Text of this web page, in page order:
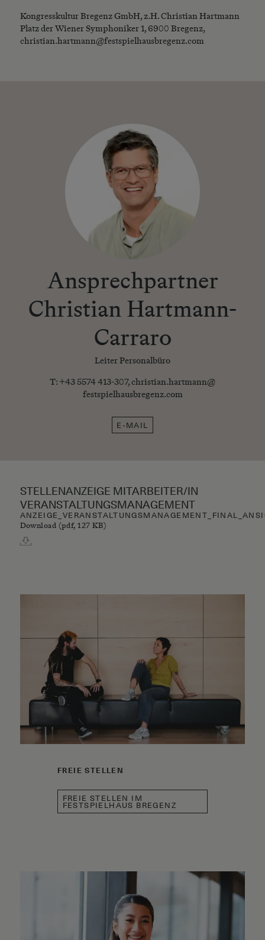
Kongresskultur Bregenz GmbH, z.H. Christian Hartmann
Platz der Wiener Symphoniker 1, 6900 Bregenz,
christian.hartmann@festspielhausbregenz.com
Ansprechpartner
Christian Hartmann-
Carraro
Leiter Personalbüro
T: +43 5574 413-307,christian.hartmann@​
festspielhausbregenz.com
E-MAIL
STELLENANZEIGE MITARBEITER/IN
VERANSTALTUNGSMANAGEMENT
Download (pdf, 127 KB)
FREIE STELLEN
FREIE STELLEN IM
FESTSPIELHAUS BREGENZ